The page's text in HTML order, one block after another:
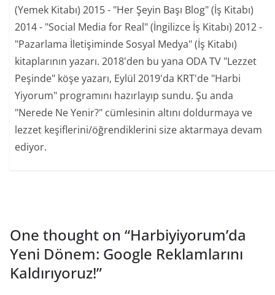
(Yemek Kitabı) 2015 - "Her Şeyin Başı Blog" (İş Kitabı)
2014 - "Social Media for Real" (İngilizce İş Kitabı) 2012 -
"Pazarlama İletişiminde Sosyal Medya" (İş Kitabı)
kitaplarının yazarı. 2018'den bu yana ODA TV "Lezzet
Peşinde" köşe yazarı, Eylül 2019'da KRT'de "Harbi
Yiyorum" programını hazırlayıp sundu. Şu anda
"Nerede Ne Yenir?" cümlesinin altını doldurmaya ve
lezzet keşiflerini/öğrendiklerini size aktarmaya devam
ediyor.
One thought on “Harbiyiyorum’da
Yeni Dönem: Google Reklamlarını
Kaldırıyoruz!”